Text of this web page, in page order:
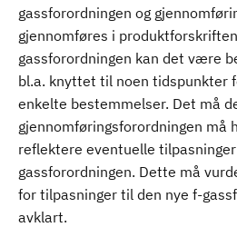
gassforordningen og
gjennomføres i
gassforordningen kan det være
bl.a. knyttet til noen tidspunkter
enkelte bestemmelser. Det må
gjennomføringsforordningen må
reflektere eventuelle
gassforordningen. Dette må
for tilpasninger til den nye f-
avklart.